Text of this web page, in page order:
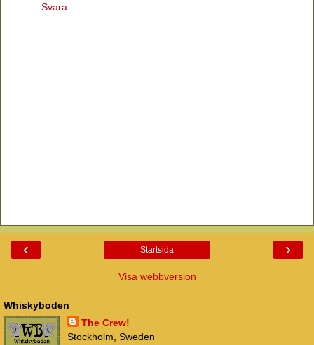
Svara
‹ ›
Startsida
Visa webbversion
Whiskyboden
The Crew!
Stockholm, Sweden